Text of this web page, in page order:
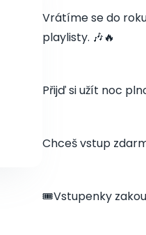
Vrátíme se do
playlisty. 🎶🔥
Přijď si užít noc
Chceš vstup
🎟️Vstupenky